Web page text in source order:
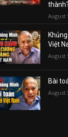
August
Việt
August
Bài
August